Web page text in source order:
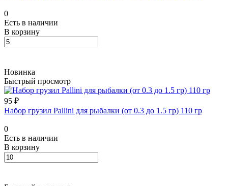
0
Есть в наличии
В корзину
Новинка
Быстрый просмотр
95 ₽
Набор грузил Pallini для рыбалки (от 0.3 до 1.5 гр) 110 гр
0
Есть в наличии
В корзину